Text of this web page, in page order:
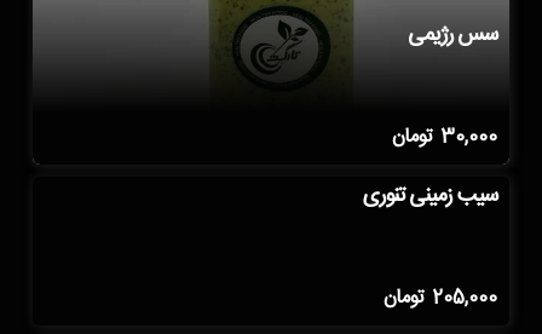
سس رژیمی
30,000 تومان
سیب زمینی تنوری
205,000 تومان